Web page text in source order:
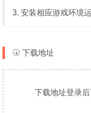
3. 安装相应游戏环境
下载地址
下载地址登录